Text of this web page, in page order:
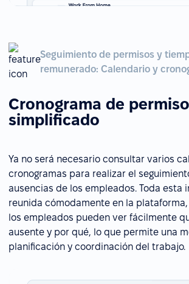
Seguimiento de permisos y
remunerado: Calendario y
Cronograma de
simplificado
Ya no será necesario consultar varios
cronogramas para realizar el
ausencias de los empleados. Toda esta
reunida cómodamente en la
los empleados pueden ver fácilmente
ausente y por qué, lo que permite una
planificación y coordinación del trabajo.